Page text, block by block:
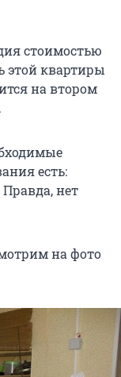
стоимостью
этой квартиры
на втором
есть:
нет
на фото